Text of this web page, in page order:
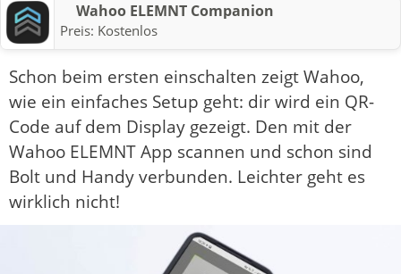
Wahoo ELEMNT Companion
Preis: Kostenlos
Schon beim ersten einschalten zeigt Wahoo,
wie ein einfaches Setup geht: dir wird ein QR-
Code auf dem Display gezeigt. Den mit der
Wahoo ELEMNT App scannen und schon sind
Bolt und Handy verbunden. Leichter geht es
wirklich nicht!